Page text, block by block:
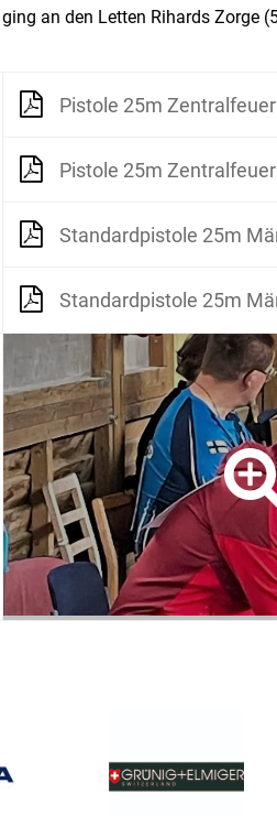
an den Letten Rihards Zorge
Pistole 25m
Pistole 25m
Standardpistole 25m
Standardpistole 25m